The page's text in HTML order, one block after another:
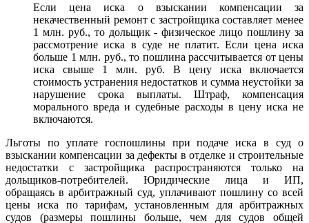
Если цена иска о взыскании компенсации за
некачественный ремонт с застройщика составляет менее
1 млн. руб., то дольщик - физическое лицо пошлину за
рассмотрение иска в суде не платит. Если цена иска
больше 1 млн. руб., то пошлина рассчитывается от цены
иска свыше 1 млн. руб. В цену иска включается
стоимость устранения недостатков и сумма неустойки за
нарушение срока выплаты. Штраф, компенсация
морального вреда и судебные расходы в цену иска не
включаются.
Льготы по уплате госпошлины при подаче иска в суд о
взыскании компенсации за дефекты в отделке и строительные
недостатки с застройщика распространяются только на
дольщиков-потребителей. Юридические лица и ИП,
обращаясь в арбитражный суд, уплачивают пошлину со всей
цены иска по тарифам, установленным для арбитражных
судов (размеры пошлины больше, чем для судов общей